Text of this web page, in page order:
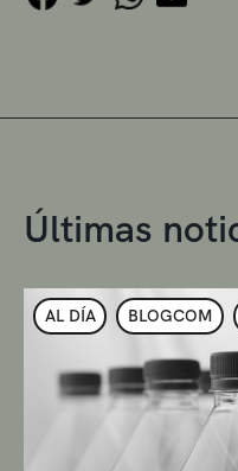
Últimas
AL DÍA BLOGCOM